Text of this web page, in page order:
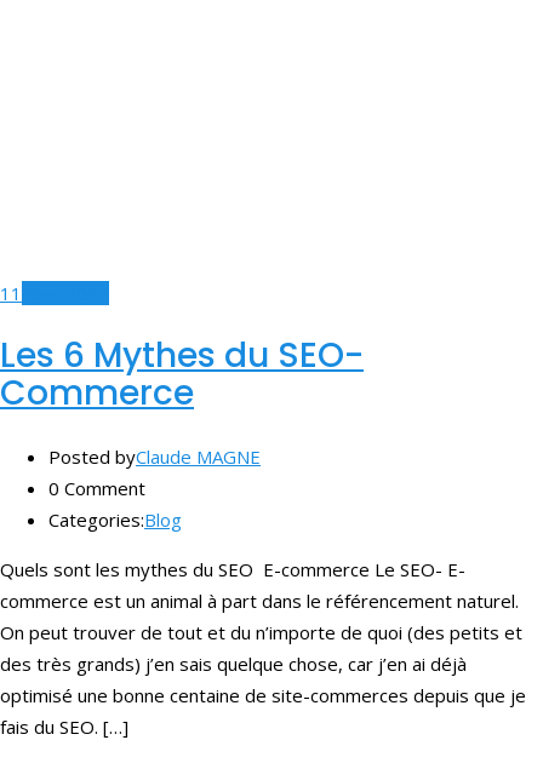
11
Les 6 Mythes du SEO-
Commerce
Posted byClaude MAGNE
0 Comment
Categories:Blog
Quels sont les mythes du SEO E-commerce Le SEO- E-
commerce est un animal à part dans le référencement naturel.
On peut trouver de tout et du n’importe de quoi (des petits et
des très grands) j’en sais quelque chose, car j’en ai déjà
optimisé une bonne centaine de site-commerces depuis que je
fais du SEO. […]